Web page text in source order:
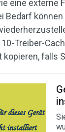
eine externe
Bedarf
Treiber-
kopieren, falls